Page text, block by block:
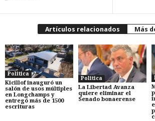
Artículos relacionados Más
Politica
Kicillof inauguró un
salón de usos múltiples
en Longchamps y
entregó más de 1500
escrituras
Politica
La Libertad Avanza
quiere eliminar el
Senado bonaerense